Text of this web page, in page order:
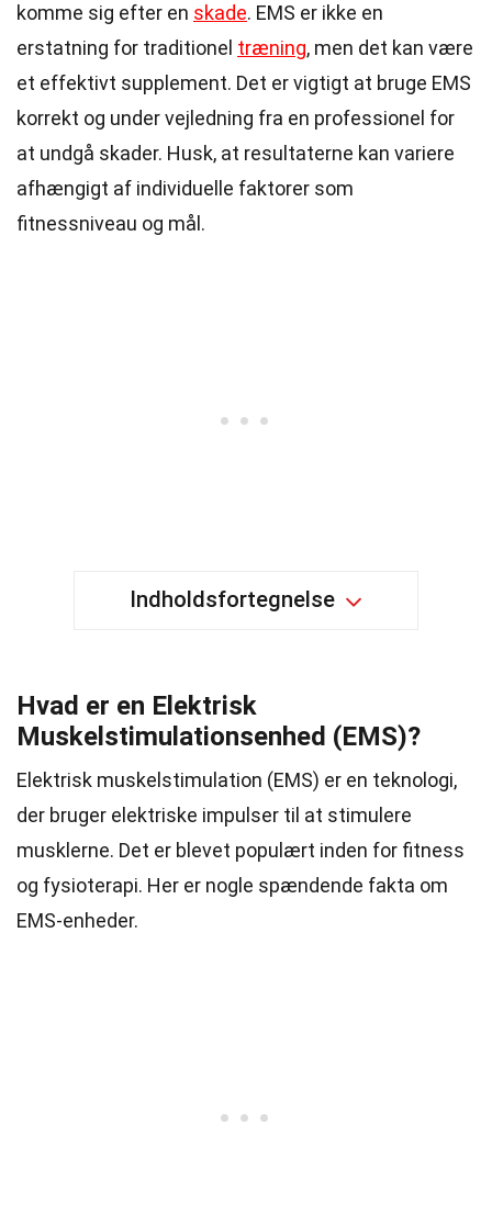
komme sig efter en skade. EMS er ikke en
erstatning for traditionel træning, men det kan være
et effektivt supplement. Det er vigtigt at bruge EMS
korrekt og under vejledning fra en professionel for
at undgå skader. Husk, at resultaterne kan variere
afhængigt af individuelle faktorer som
fitnessniveau og mål.
Indholdsfortegnelse
Hvad er en Elektrisk
Muskelstimulationsenhed (EMS)?
Elektrisk muskelstimulation (EMS) er en teknologi,
der bruger elektriske impulser til at stimulere
musklerne. Det er blevet populært inden for fitness
og fysioterapi. Her er nogle spændende fakta om
EMS-enheder.